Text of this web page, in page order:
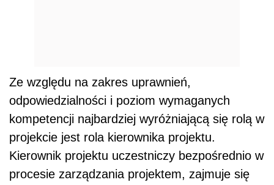
Ze względu na zakres uprawnień,
odpowiedzialności i poziom wymaganych
kompetencji najbardziej wyróżniającą się rolą w
projekcie jest rola kierownika projektu.
Kierownik projektu uczestniczy bezpośrednio w
procesie zarządzania projektem, zajmuje się